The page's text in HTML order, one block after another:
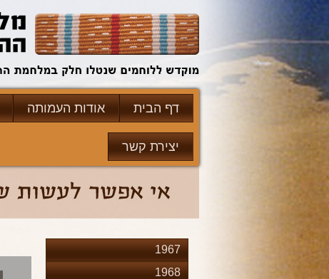
דף הבית אודות העמותה
יצירת קשר
1967
1968